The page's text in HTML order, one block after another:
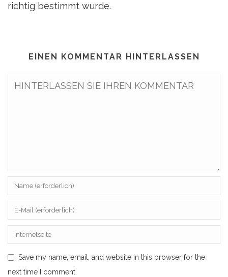
richtig bestimmt wurde.
EINEN KOMMENTAR HINTERLASSEN
Save my name, email, and website in this browser for the
next time I comment.